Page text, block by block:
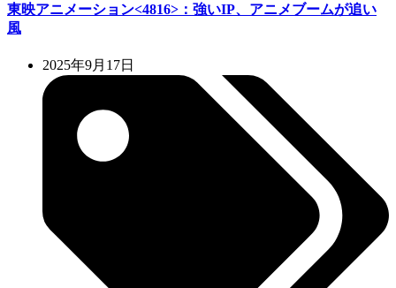
東映アニメーション<4816>：強いIP、アニメブームが追い
風
2025年9月17日